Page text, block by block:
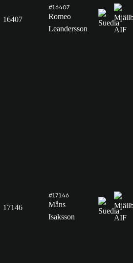
16407
#16407
Romeo
Leandersson
17146
#17146
Måns
Isaksson